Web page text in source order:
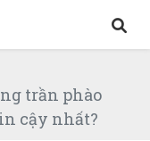
trần phào
cậy nhất?